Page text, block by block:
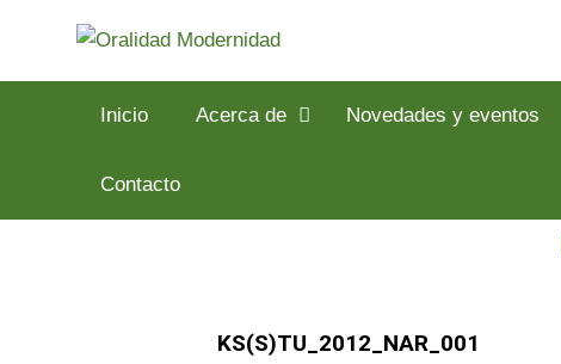
Inicio Acerca de Novedades y eventos
Contacto
KS(S)TU_2012_NAR_001